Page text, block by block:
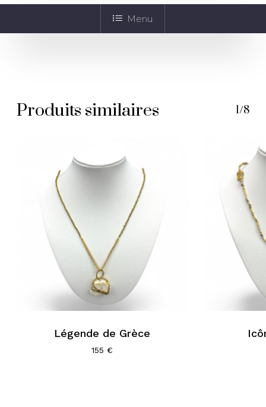
Menu
Produits similaires 1/8
Légende de Grèce
155€